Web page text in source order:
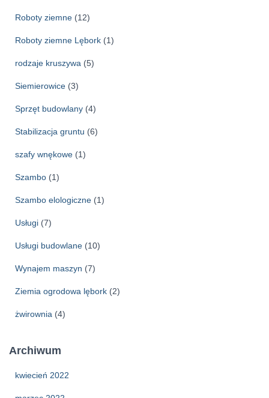
Roboty ziemne (12)
Roboty ziemne Lębork (1)
rodzaje kruszywa (5)
Siemierowice (3)
Sprzęt budowlany (4)
Stabilizacja gruntu (6)
szafy wnękowe (1)
Szambo (1)
Szambo elologiczne (1)
Usługi (7)
Usługi budowlane (10)
Wynajem maszyn (7)
Ziemia ogrodowa lębork (2)
żwirownia (4)
Archiwum
kwiecień 2022